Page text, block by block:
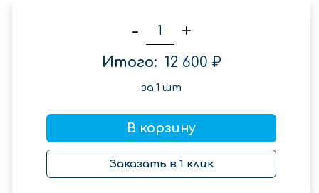
- +
Итого: 12 600 ₽
за 1 шт
В корзину
Заказать в 1 клик